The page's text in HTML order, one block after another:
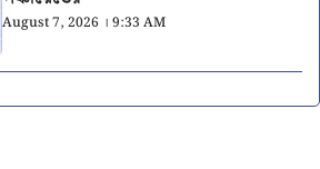
August 7, 2026 । 9:33 AM